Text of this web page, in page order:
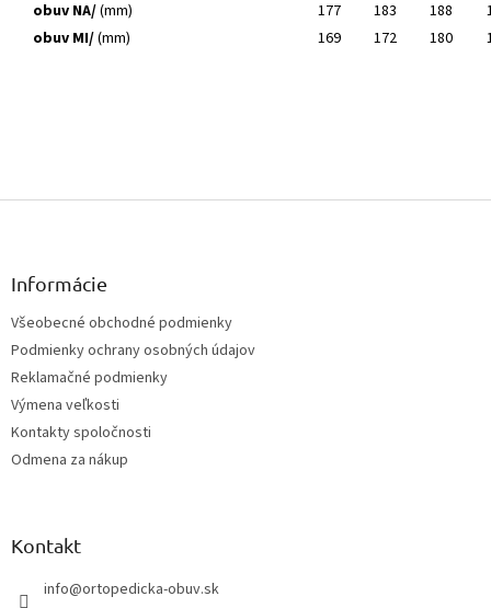
obuv NA/(mm) 177 183 188
obuv MI/(mm) 169 172 180
Z
Informácie
Všeobecné obchodné podmienky
Podmienky ochrany osobných údajov
Reklamačné podmienky
Výmena veľkosti
Kontakty spoločnosti
Odmena za nákup
Kontakt
info@ortopedicka-obuv.sk